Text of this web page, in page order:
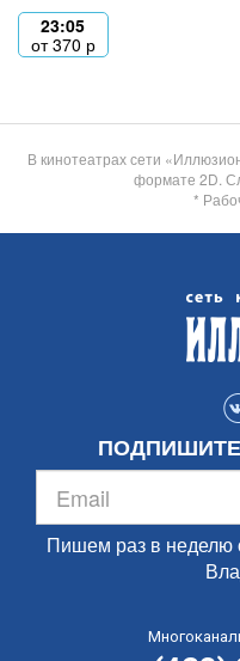
23:05
от370 р
В кинотеатрах сети
формате 2D.
*
Пишем раз в неделю